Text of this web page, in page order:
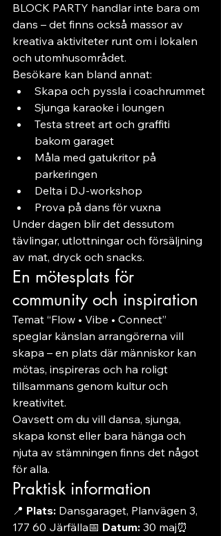
BLOCK PARTY handlar inte bara om
dans – det finns också massor av
kreativa aktiviteter runt om i lokalen
och utomhusområdet.
Besökare kan bland annat:
Skapa och pyssla i coachrummet
Sjunga karaoke i loungen
Testa street art och graffiti
bakom garaget
Måla med gatukritor på
parkeringen
Delta i DJ-workshop
Prova på dans för vuxna
Under dagen blir det dessutom
tävlingar, utlottningar och försäljning
av mat, dryck och snacks.
En mötesplats för
community och inspiration
Temat “Flow • Vibe • Connect”
speglar känslan arrangörerna vill
skapa – en plats där människor kan
mötas, inspireras och ha roligt
tillsammans genom kultur och
kreativitet.
Oavsett om du vill dansa, sjunga,
skapa konst eller bara hänga och
njuta av stämningen finns det något
för alla.
Praktisk information
📍 Plats: Dansgaraget, Planvägen 3,
177 60 Järfälla📅 Datum: 30 maj⏰